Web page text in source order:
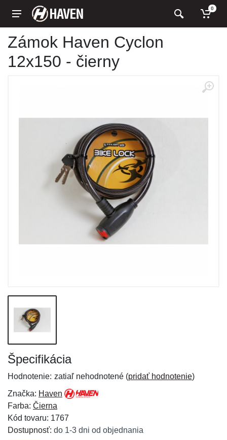
0
Zámok Haven Cyclon
12x150 - čierny
Špecifikácia
Hodnotenie: zatiaľ nehodnotené (pridať hodnotenie)
Značka: Haven
Farba: Čierna
Kód tovaru: 1767
Dostupnosť: do 1-3 dni od objednania